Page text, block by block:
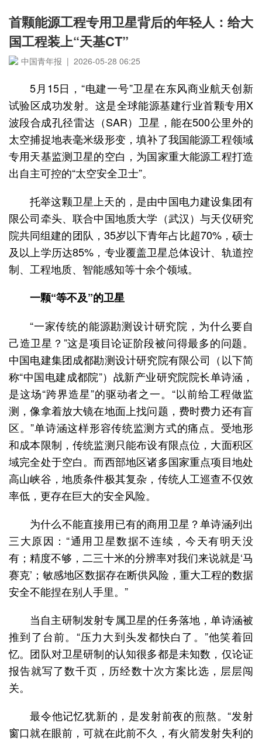
首颗能源工程专用卫星背后的年轻人：给大
国工程装上“天基CT”
中国青年报 | 2026-05-28 06:25
5月15日，“电建一号”卫星在东风商业航天创新
试验区成功发射。这是全球能源基建行业首颗专用X
波段合成孔径雷达（SAR）卫星，能在500公里外的
太空捕捉地表毫米级形变，填补了我国能源工程领域
专用天基监测卫星的空白，为国家重大能源工程打造
出自主可控的“太空安全卫士”。
托举这颗卫星上天的，是由中国电力建设集团有
限公司牵头、联合中国地质大学（武汉）与天仪研究
院共同组建的团队，35岁以下青年占比超70%，硕士
及以上学历达85%，专业覆盖卫星总体设计、轨道控
制、工程地质、智能感知等十余个领域。
一颗“等不及”的卫星
“一家传统的能源勘测设计研究院，为什么要自
己造卫星？”这是项目论证阶段被问得最多的问题。
中国电建集团成都勘测设计研究院有限公司（以下简
称“中国电建成都院”）战新产业研究院院长单诗涵，
是这场“跨界造星”的驱动者之一。“以前给工程做监
测，像拿着放大镜在地面上找问题，费时费力还有盲
区。”单诗涵这样形容传统监测方式的痛点。受地形
和成本限制，传统监测只能布设有限点位，大面积区
域完全处于空白。而西部地区诸多国家重点项目地处
高山峡谷，地质条件极其复杂，传统人工巡查不仅效
率低，更存在巨大的安全风险。
为什么不能直接用已有的商用卫星？单诗涵列出
三大原因：“通用卫星数据不连续，今天有明天没
有；精度不够，二三十米的分辨率对我们来说就是‘马
赛克’；敏感地区数据存在断供风险，重大工程的数据
安全不能捏在别人手里。”
当自主研制发射专属卫星的任务落地，单诗涵被
推到了台前。“压力大到头发都快白了。”他笑着回
忆。团队对卫星研制的认知很多都是未知数，仅论证
报告就写了数千页，历经数十次方案比选，层层闯
关。
最令他记忆犹新的，是发射前夜的煎熬。“发射
窗口就在眼前，可就在此前不久，有火箭发射失利的